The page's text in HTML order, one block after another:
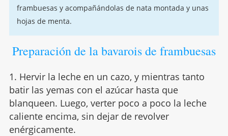
frambuesas y acompañándolas de nata montada y unas
hojas de menta.
Preparación de la bavarois de frambuesas
1. Hervir la leche en un cazo, y mientras tanto
batir las yemas con el azúcar hasta que
blanqueen. Luego, verter poco a poco la leche
caliente encima, sin dejar de revolver
enérgicamente.